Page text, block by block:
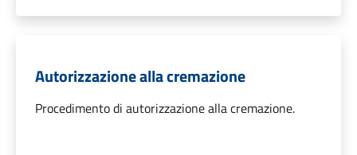
Autorizzazione alla cremazione
Procedimento di autorizzazione alla cremazione.